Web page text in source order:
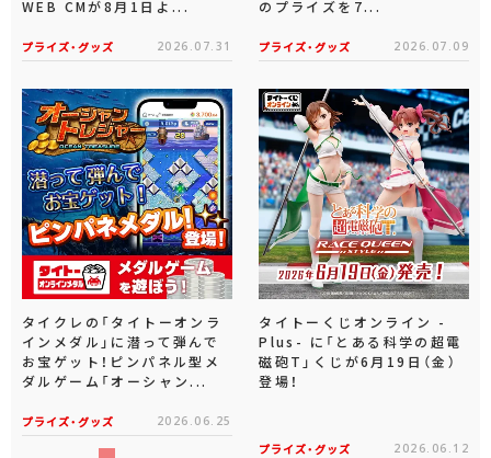
WEB CMが8月1日よ...
プライズ・グッズ 2026.07.31
のプライズを7...
プライズ・グッズ 2026.07.09
タイクレの「タイトーオンラ
インメダル」に潜って弾んで
お宝ゲット！ピンパネル型メ
ダルゲーム「オーシャン...
プライズ・グッズ 2026.06.25
タイトーくじオンライン -
Plus- に「とある科学の超電
磁砲T」くじが6月19日（金）
登場！
プライズ・グッズ 2026.06.12